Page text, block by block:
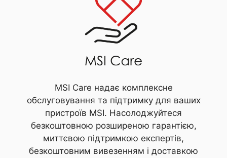
MSI Care надає комплексне
обслуговування та підтримку для ваших
пристроїв MSI. Насолоджуйтеся
безкоштовною розширеною гарантією,
миттєвою підтримкою експертів,
безкоштовним вивезенням і доставкою